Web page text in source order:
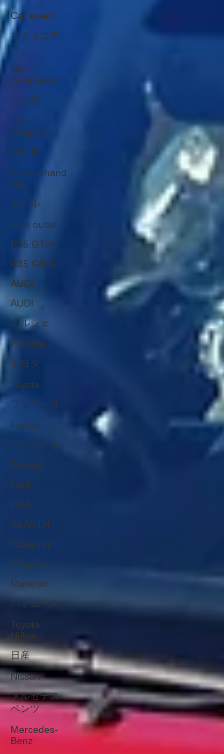
Car event
コミュニテ
ィ
Car
community
その他
Other
category
中古車
Secondhand
car
セール
Sale outlet
R35 GT-R
R35 GT-R
AUDI
AUDI
ポルシェ
Porsche
トヨタ
Toyota
フェラーリ
Ferrari
ベントレー
Bentley
FIAT
FIAT
ABARTH
ABARTH
Maserati
Maserati
ハイエース
Toyota
HiAce
日産
Nissan
メルセデス
ベンツ
Mercedes-
Benz